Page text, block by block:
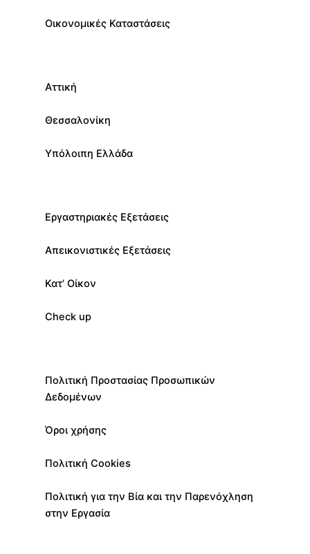
Οικονομικές Καταστάσεις
Αττική
Θεσσαλονίκη
Υπόλοιπη Ελλάδα
Εργαστηριακές Εξετάσεις
Απεικονιστικές Εξετάσεις
Κατ’ Οίκον
Check up
Πολιτική Προστασίας Προσωπικών
Δεδομένων
Όροι χρήσης
Πολιτική Cookies
Πολιτική για την Βία και την Παρενόχληση
στην Εργασία